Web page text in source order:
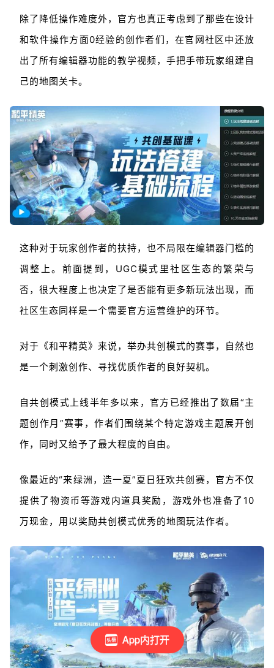
App内打开
除了降低操作难度外，官方也真正考虑到了那些在设计
和软件操作方面0经验的创作者们，在官网社区中还放
出了所有编辑器功能的教学视频，手把手带玩家组建自
己的地图关卡。
这种对于玩家创作者的扶持，也不局限在编辑器门槛的
调整上。前面提到，UGC模式里社区生态的繁荣与
否，很大程度上也决定了是否能有更多新玩法出现，而
社区生态同样是一个需要官方运营维护的环节。
对于《和平精英》来说，举办共创模式的赛事，自然也
是一个刺激创作、寻找优质作者的良好契机。
自共创模式上线半年多以来，官方已经推出了数届“主
题创作月”赛事，作者们围绕某个特定游戏主题展开创
作，同时又给予了最大程度的自由。
像最近的“来绿洲，造一夏”夏日狂欢共创赛，官方不仅
提供了物资币等游戏内道具奖励，游戏外也准备了10
万现金，用以奖励共创模式优秀的地图玩法作者。